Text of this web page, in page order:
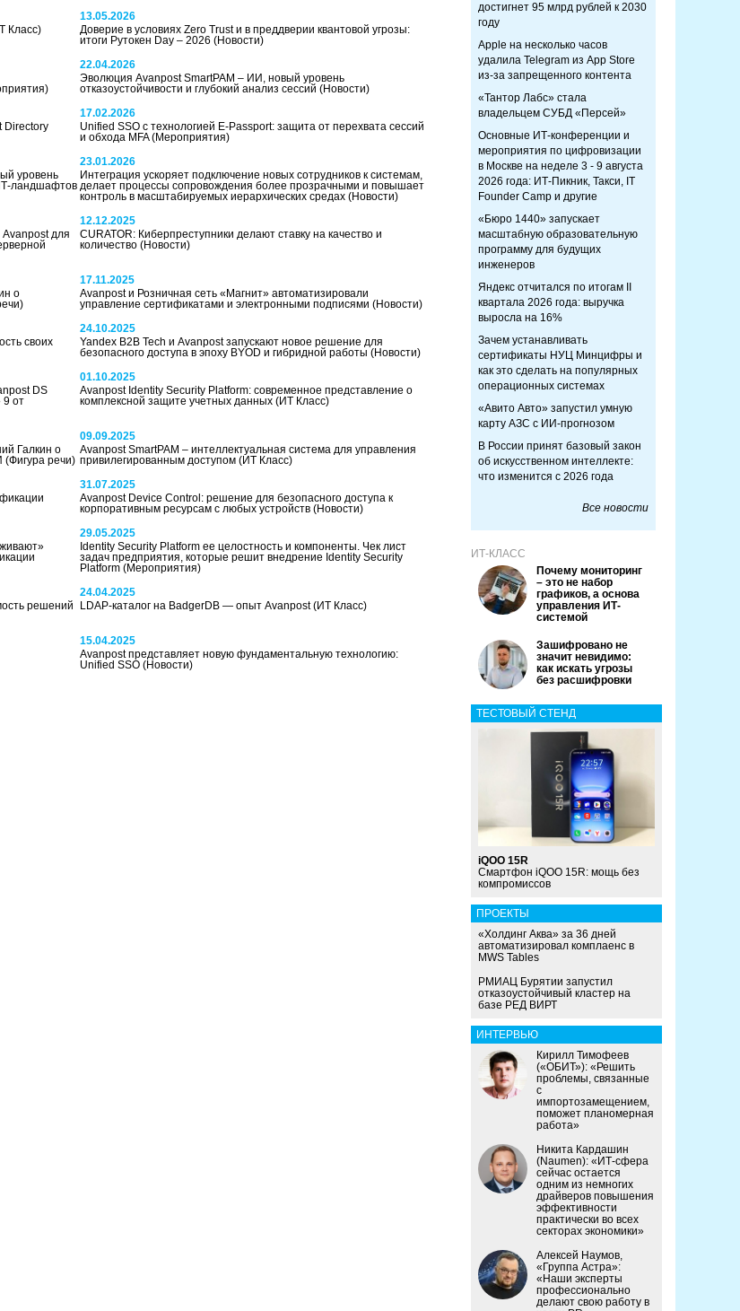
Класс)
13.05.2026
Доверие в условиях Zero Trust и в преддверии квантовой угрозы:
итоги Рутокен Day – 2026 (Новости)
22.04.2026
Эволюция Avanpost SmartPAM – ИИ, новый уровень
отказоустойчивости и глубокий анализ сессий (Новости)
Directory
17.02.2026
Unified SSO c технологией E-Passport: защита от перехвата сессий
и обхода MFA(Мероприятия)
уровень
ландшафтов
23.01.2026
Интеграция ускоряет подключение новых сотрудников к системам,
делает процессы сопровождения более прозрачными и повышает
контроль в масштабируемых иерархических средах (Новости)
для
12.12.2025
CURATOR: Киберпреступники делают ставку на качество и
количество (Новости)
о
17.11.2025
Avanpost и Розничная сеть «Магнит» автоматизировали
управление сертификатами и электронными подписями (Новости)
своих
24.10.2025
Yandex B2B Tech и Avanpost запускают новое решение для
безопасного доступа в эпоху BYOD и гибридной работы (Новости)
DS
от
01.10.2025
Avanpost Identity Security Platform: современное представление о
комплексной защите учетных данных (ИТ Класс)
Галкин о
(Фигура речи)
09.09.2025
Avanpost SmartPAM – интеллектуальная система для управления
привилегированным доступом (ИТ Класс)
31.07.2025
Avanpost Device Control: решение для безопасного доступа к
корпоративным ресурсам с любых устройств (Новости)
29.05.2025
Identity Security Platform ее целостность и компоненты. Чек лист
задач предприятия, которые решит внедрение Identity Security
Platform (Мероприятия)
решений
24.04.2025
LDAP-каталог на BadgerDB — опыт Avanpost(ИТ Класс)
15.04.2025
Avanpost представляет новую фундаментальную технологию:
Unified SSO (Новости)
достигнет 95 млрд рублей к 2030
году
Apple на несколько часов
удалила Telegram из App Store
из-за запрещенного контента
«Тантор Лабс» стала
владельцем СУБД «Персей»
Основные ИТ-конференции и
мероприятия по цифровизации
в Москве на неделе 3 - 9 августа
2026 года: ИТ-Пикник, Такси, IT
Founder Camp и другие
«Бюро 1440» запускает
масштабную образовательную
программу для будущих
инженеров
Яндекс отчитался по итогам II
квартала 2026 года: выручка
выросла на 16%
Зачем устанавливать
сертификаты НУЦ Минцифры и
как это сделать на популярных
операционных системах
«Авито Авто» запустил умную
карту АЗС с ИИ-прогнозом
В России принят базовый закон
об искусственном интеллекте:
что изменится с 2026 года
Все новости
ИТ-КЛАСС
Почему мониторинг
– это не набор
графиков, а основа
управления ИТ-
системой
Зашифровано не
значит невидимо:
как искать угрозы
без расшифровки
ТЕСТОВЫЙ СТЕНД
iQOO 15R
Смартфон iQOO 15R: мощь без
компромиссов
ПРОЕКТЫ
«Холдинг Аква» за 36 дней
автоматизировал комплаенс в
MWS Tables
РМИАЦ Бурятии запустил
отказоустойчивый кластер на
базе РЕД ВИРТ
ИНТЕРВЬЮ
Кирилл Тимофеев
(«ОБИТ»): «Решить
проблемы, связанные
с
импортозамещением,
поможет планомерная
работа»
Никита Кардашин
(Naumen): «ИТ-сфера
сейчас остается
одним из немногих
драйверов повышения
эффективности
практически во всех
секторах экономики»
Алексей Наумов,
«Группа Астра»:
«Наши эксперты
профессионально
делают свою работу в